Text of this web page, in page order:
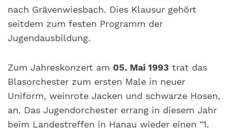
nach Grävenwiesbach. Dies Klausur gehört
seitdem zum festen Programm der
Jugendausbildung.
Zum Jahreskonzert am 05. Mai 1993 trat das
Blasorchester zum ersten Male in neuer
Uniform, weinrote Jacken und schwarze Hosen,
an. Das Jugendorchester errang in diesem Jahr
beim Landestreffen in Hanau wieder einen "1.